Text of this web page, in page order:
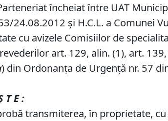
încheiat între UAT
24.08.2012 și H.C.L. a Comunei
cu avizele Comisiilor de
art. 129, alin. (1), art.
) din Ordonanța de Urgență nr. 57
T E :
transmiterea, în proprietate,